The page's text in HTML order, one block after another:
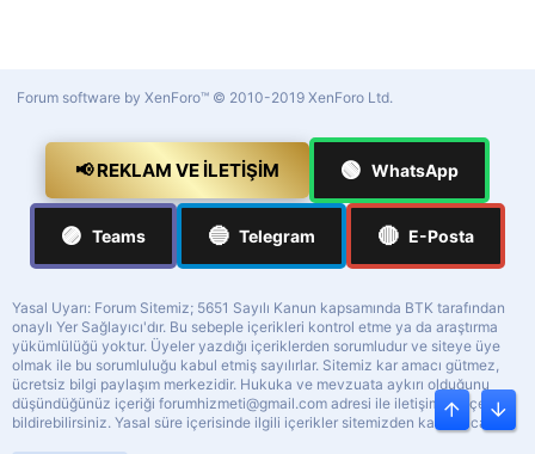
Forum software by XenForo™ © 2010-2019 XenForo Ltd.
📢 REKLAM VE İLETIŞIM 🟢 WhatsApp
🟣 Teams 🔵 Telegram 🔴 E-Posta
Yasal Uyarı: Forum Sitemiz; 5651 Sayılı Kanun kapsamında BTK tarafından
onaylı Yer Sağlayıcı'dır. Bu sebeple içerikleri kontrol etme ya da araştırma
yükümlülüğü yoktur. Üyeler yazdığı içeriklerden sorumludur ve siteye üye
olmak ile bu sorumluluğu kabul etmiş sayılırlar. Sitemiz kar amacı gütmez,
ücretsiz bilgi paylaşım merkezidir. Hukuka ve mevzuata aykırı olduğunu
düşündüğünüz içeriği forumhizmeti@gmail.com adresi ile iletişime geçerek
bildirebilirsiniz. Yasal süre içerisinde ilgili içerikler sitemizden kaldırılacaktır.
Üst Alt